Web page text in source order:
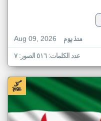
Aug 09, 2026
منذ يوم
عدد الكلمات: ٥١٦ الصور: ٧